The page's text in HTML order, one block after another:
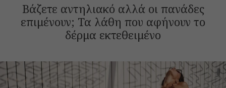
Βάζετε αντηλιακό αλλά οι πανάδες
επιμένουν; Τα λάθη που αφήνουν το
δέρμα εκτεθειμένο